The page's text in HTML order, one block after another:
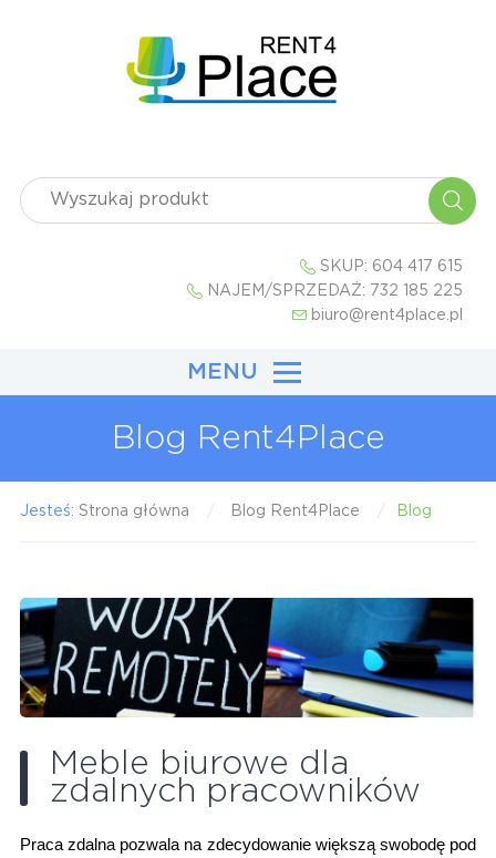
SKUP: 604 417 615
NAJEM/SPRZEDAŻ: 732 185 225
biuro@rent4place.pl
MENU
Blog Rent4Place
Jesteś: Strona główna Blog Rent4Place Blog
Meble biurowe dla
zdalnych pracowników
Praca zdalna pozwala na zdecydowanie większą swobodę pod